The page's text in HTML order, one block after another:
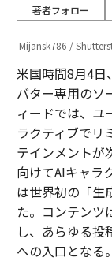
著者フォロー
Mijansk786 /
米国時間8月4日、
バター専用のソ
ィードでは、ユ
ラクティブでリ
テインメントが
向けてAIキャラ
は世界初の「生
た。コンテンツ
し、あらゆる投
への入口となる。